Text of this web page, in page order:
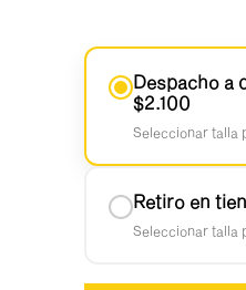
Despacho a
$2.100
Seleccionar talla
Retiro en
Seleccionar talla